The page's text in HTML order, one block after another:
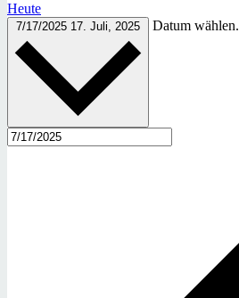
Heute
7/17/2025 17. Juli, 2025 Datum wählen.